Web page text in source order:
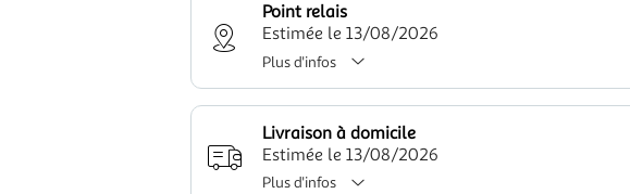
Point relais
Estimée le 13/08/2026
Plus d'infos
Livraison à domicile
Estimée le 13/08/2026
Plus d'infos